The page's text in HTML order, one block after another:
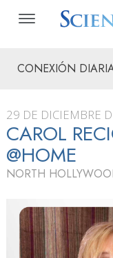
CONEXIÓN
29 DE DICIEMBRE
CAROL
@HOME
NORTH